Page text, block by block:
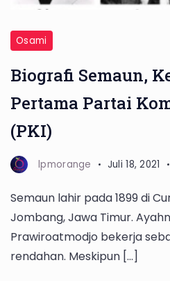
Osami
Biografi Semaun,
Pertama Partai
(PKI)
lpmorange Juli 18, 2021
Semaun lahir pada 1899 di
Jombang, Jawa Timur.
Prawiroatmodjo bekerja
rendahan. Meskipun […]